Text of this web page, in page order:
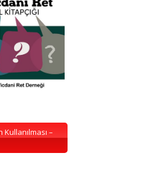
Kullanılması –